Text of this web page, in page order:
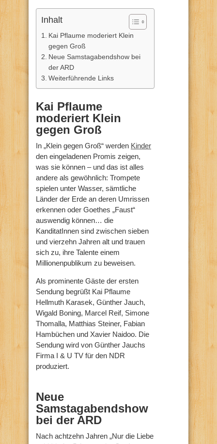
Inhalt
Kai Pflaume moderiert Klein
gegen Groß
Neue Samstagabendshow bei
der ARD
Weiterführende Links
Kai Pflaume
moderiert Klein
gegen Groß
In „Klein gegen Groß“ werden Kinder
den eingeladenen Promis zeigen,
was sie können – und das ist alles
andere als gewöhnlich: Trompete
spielen unter Wasser, sämtliche
Länder der Erde an deren Umrissen
erkennen oder Goethes „Faust“
auswendig können… die
KanditatInnen sind zwischen sieben
und vierzehn Jahren alt und trauen
sich zu, ihre Talente einem
Millionenpublikum zu beweisen.
Als prominente Gäste der ersten
Sendung begrüßt Kai Pflaume
Hellmuth Karasek, Günther Jauch,
Wigald Boning, Marcel Reif, Simone
Thomalla, Matthias Steiner, Fabian
Hambüchen und Xavier Naidoo. Die
Sendung wird von Günther Jauchs
Firma I & U TV für den NDR
produziert.
Neue
Samstagabendshow
bei der ARD
Nach achtzehn Jahren „Nur die Liebe